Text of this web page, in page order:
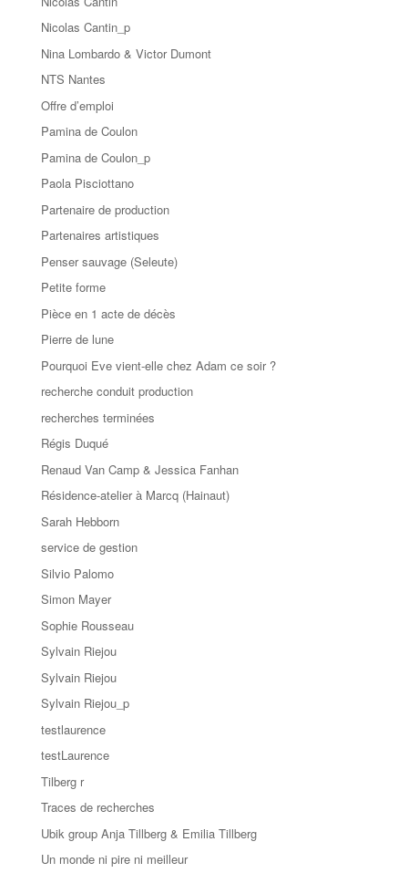
Nicolas Cantin_p
Nina Lombardo & Victor Dumont
NTS Nantes
Offre d’emploi
Pamina de Coulon
Pamina de Coulon_p
Paola Pisciottano
Partenaire de production
Partenaires artistiques
Penser sauvage (Seleute)
Petite forme
Pièce en 1 acte de décès
Pierre de lune
Pourquoi Eve vient-elle chez Adam ce soir ?
recherche conduit production
recherches terminées
Régis Duqué
Renaud Van Camp & Jessica Fanhan
Résidence-atelier à Marcq (Hainaut)
Sarah Hebborn
service de gestion
Silvio Palomo
Simon Mayer
Sophie Rousseau
Sylvain Riejou
Sylvain Riejou
Sylvain Riejou_p
testlaurence
testLaurence
Tilberg r
Traces de recherches
Ubik group Anja Tillberg & Emilia Tillberg
Un monde ni pire ni meilleur